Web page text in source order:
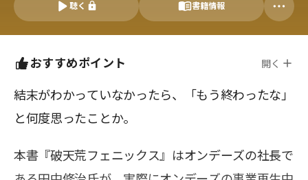
聴く 書籍情報
おすすめポイント 開く
結末がわかっていなかったら、「もう終わったな」
と何度思ったことか。
本書『破天荒フェニックス』はオンデーズの社長で